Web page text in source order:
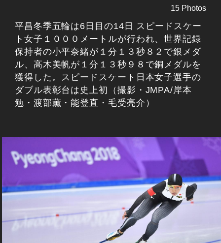
15 Photos
平昌冬季五輪は6日目の14日 スピードスケー
ト女子１０００メートルが行われ、世界記録
保持者の小平奈緒が１分１３秒８２で銀メダ
ル、高木美帆が１分１３秒９８で銅メダルを
獲得した。スピードスケート日本女子選手の
ダブル表彰台は史上初（撮影・JMPA/岸本
勉・渡部薫・能登直・毛受亮介）